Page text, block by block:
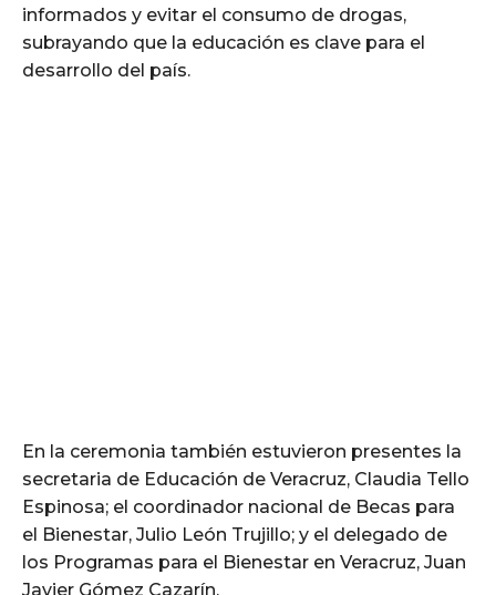
informados y evitar el consumo de drogas,
subrayando que la educación es clave para el
desarrollo del país.
En la ceremonia también estuvieron presentes la
secretaria de Educación de Veracruz, Claudia Tello
Espinosa; el coordinador nacional de Becas para
el Bienestar, Julio León Trujillo; y el delegado de
los Programas para el Bienestar en Veracruz, Juan
Javier Gómez Cazarín.